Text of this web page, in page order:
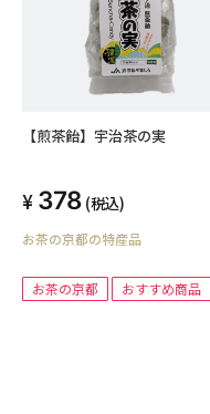
【煎茶飴】宇治茶の実
378 (税込)
お茶の京都の特産品
お茶の京都 おすすめ商品